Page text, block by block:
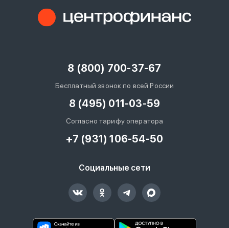
8 (800) 700-37-67
Бесплатный звонок по всей России
8 (495) 011-03-59
Согласно тарифу оператора
+7 (931) 106-54-50
Социальные сети